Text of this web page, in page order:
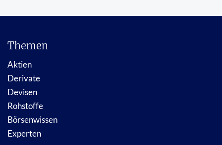
Themen
Aktien
Derivate
Devisen
Rohstoffe
Börsenwissen
Experten